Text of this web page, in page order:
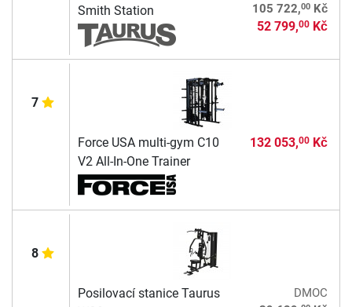
Smith Station
105 722,00Kč
52 799,00Kč
7
Force USA multi-gym C10
V2 All-In-One Trainer
132 053,00Kč
8
Posilovací stanice Taurus
DMOC